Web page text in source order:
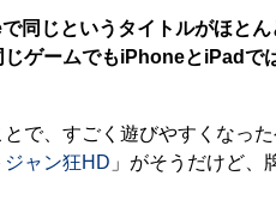
じというタイトルがほとん
ゲームでもiPhoneとiPadで
で、すごく遊びやすくなっ
ジャン狂HD 」がそうだけど、